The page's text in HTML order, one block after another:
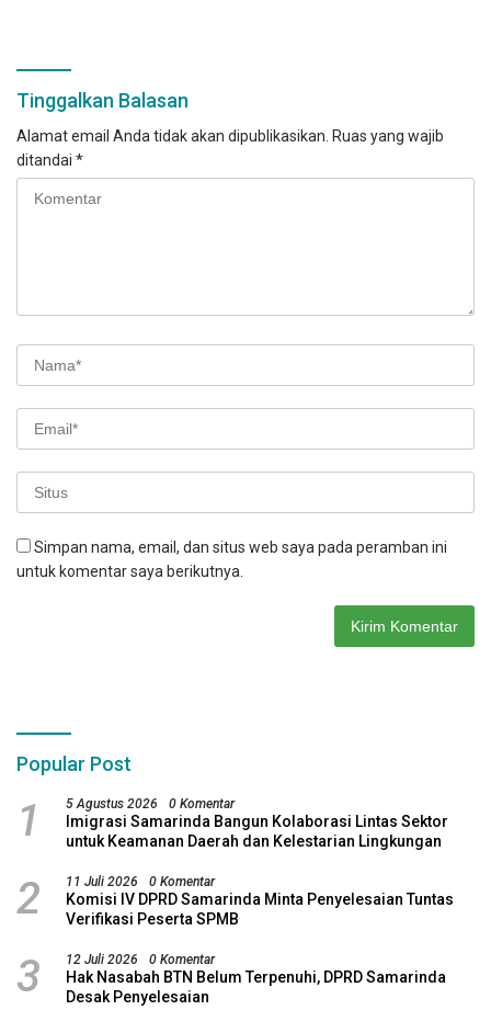
Tinggalkan Balasan
Alamat email Anda tidak akan dipublikasikan. Ruas yang wajib
ditandai *
Simpan nama, email, dan situs web saya pada peramban ini
untuk komentar saya berikutnya.
Popular Post
1 5 Agustus 2026 0 Komentar
Imigrasi Samarinda Bangun Kolaborasi Lintas Sektor
untuk Keamanan Daerah dan Kelestarian Lingkungan
2 11 Juli 2026 0 Komentar
Komisi IV DPRD Samarinda Minta Penyelesaian Tuntas
Verifikasi Peserta SPMB
3 12 Juli 2026 0 Komentar
Hak Nasabah BTN Belum Terpenuhi, DPRD Samarinda
Desak Penyelesaian